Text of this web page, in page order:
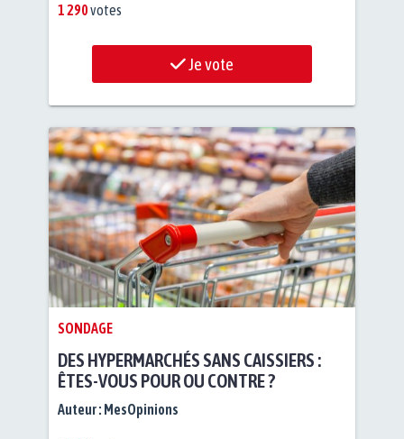
1 290votes
Je vote
SONDAGE
DES HYPERMARCHÉS SANS CAISSIERS :
ÊTES-VOUS POUR OU CONTRE ?
Auteur : MesOpinions